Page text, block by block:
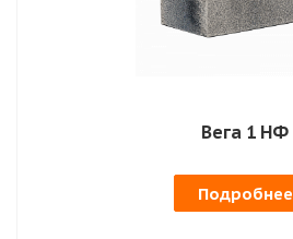
Вега 1 НФ
Подробнее